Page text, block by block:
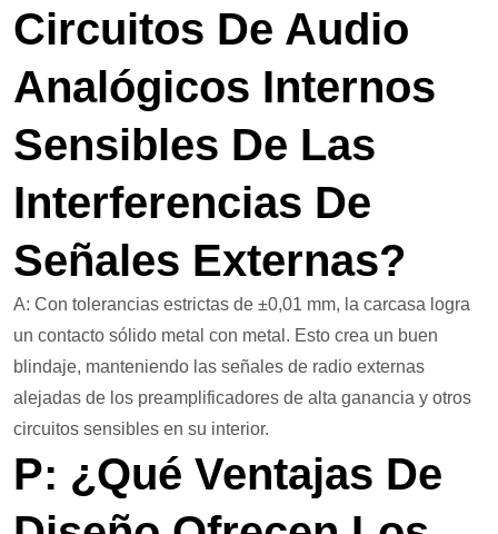
Circuitos De Audio
Analógicos Internos
Sensibles De Las
Interferencias De
Señales Externas?
A: Con tolerancias estrictas de ±0,01 mm, la carcasa logra
un contacto sólido metal con metal. Esto crea un buen
blindaje, manteniendo las señales de radio externas
alejadas de los preamplificadores de alta ganancia y otros
circuitos sensibles en su interior.
P: ¿Qué Ventajas De